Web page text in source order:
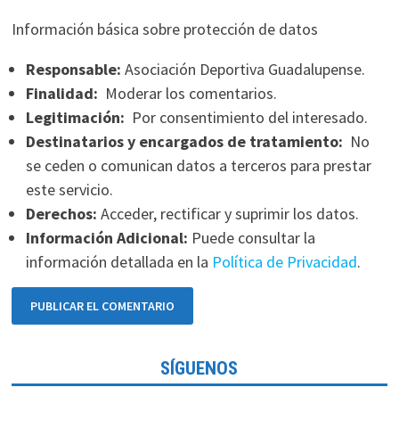
Información básica sobre protección de datos
Responsable: Asociación Deportiva Guadalupense.
Finalidad: Moderar los comentarios.
Legitimación: Por consentimiento del interesado.
Destinatarios y encargados de tratamiento: No
se ceden o comunican datos a terceros para prestar
este servicio.
Derechos: Acceder, rectificar y suprimir los datos.
Información Adicional: Puede consultar la
información detallada en la Política de Privacidad.
SÍGUENOS